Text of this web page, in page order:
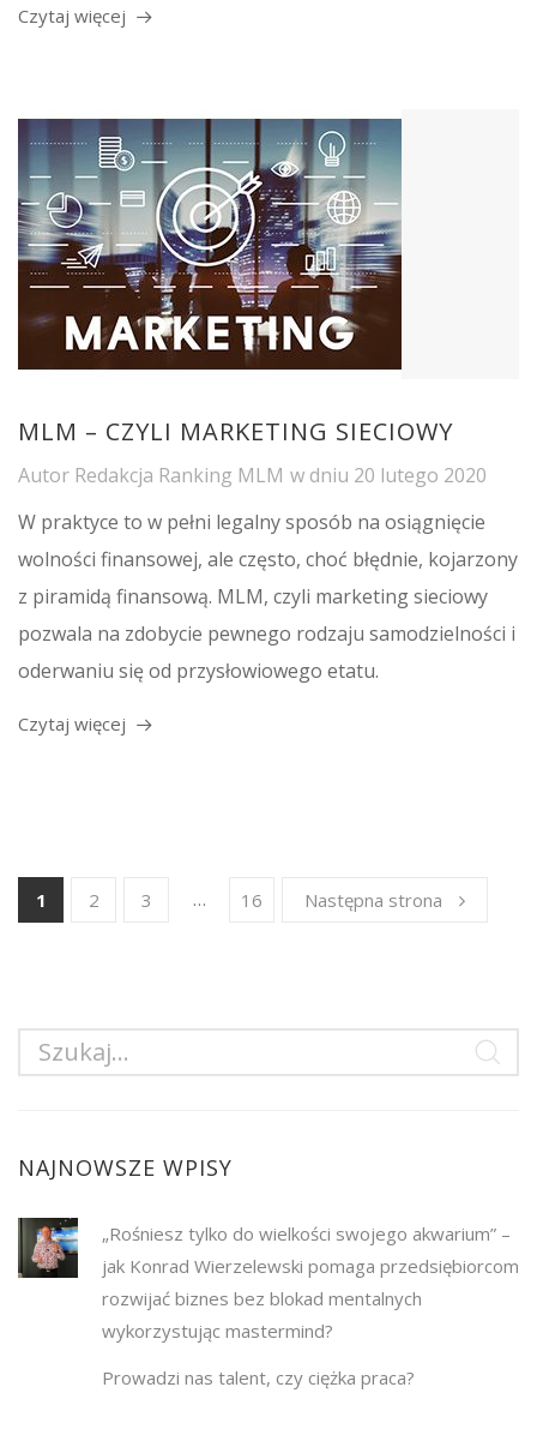
Czytaj więcej
MLM – CZYLI MARKETING SIECIOWY
Autor Redakcja Ranking MLM w dniu 20 lutego 2020
W praktyce to w pełni legalny sposób na osiągnięcie
wolności finansowej, ale często, choć błędnie, kojarzony
z piramidą finansową. MLM, czyli marketing sieciowy
pozwala na zdobycie pewnego rodzaju samodzielności i
oderwaniu się od przysłowiowego etatu.
Czytaj więcej
1 2 3 … 16 Następna strona
NAJNOWSZE WPISY
„Rośniesz tylko do wielkości swojego akwarium” –
jak Konrad Wierzelewski pomaga przedsiębiorcom
rozwijać biznes bez blokad mentalnych
wykorzystując mastermind?
Prowadzi nas talent, czy ciężka praca?